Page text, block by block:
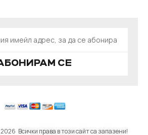
СЕ
2026 Всички права в този сайт са запазени!